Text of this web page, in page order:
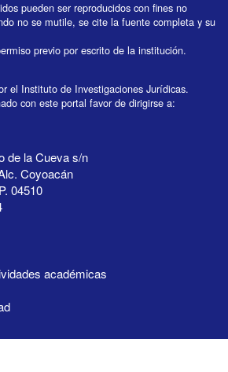
pueden ser reproducidos con fines no
no se mutile, se cite la fuente completa y su
previo por escrito de la institución.
el Instituto de Investigaciones Jurídicas.
con este portal favor de dirigirse a:
de la Cueva s/n
Coyoacán
04510
académicas